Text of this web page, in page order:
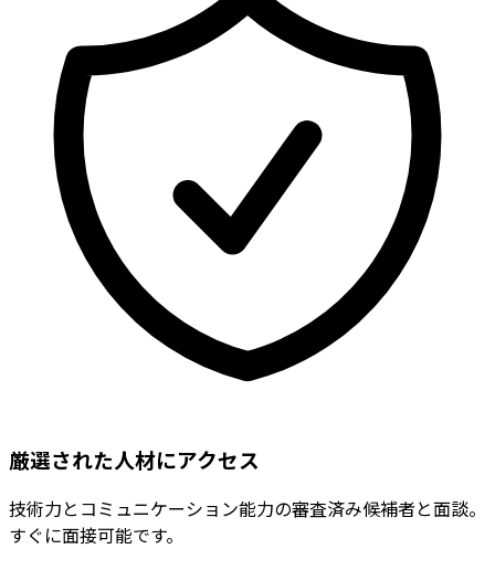
厳選された人材にアクセス
技術力とコミュニケーション能力の審査済み候補者と面談。
すぐに面接可能です。